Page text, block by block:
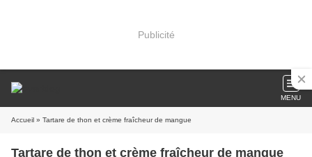
Publicité
MENU
Accueil » Tartare de thon et crème fraîcheur de mangue
Tartare de thon et crème fraîcheur de mangue